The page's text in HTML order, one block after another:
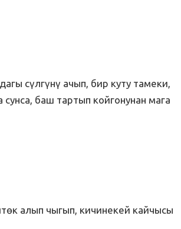
сүлгүнү ачып, бир куту тамеки,
баш тартып койгонунан мага
алып чыгып, кичинекей кайчысы